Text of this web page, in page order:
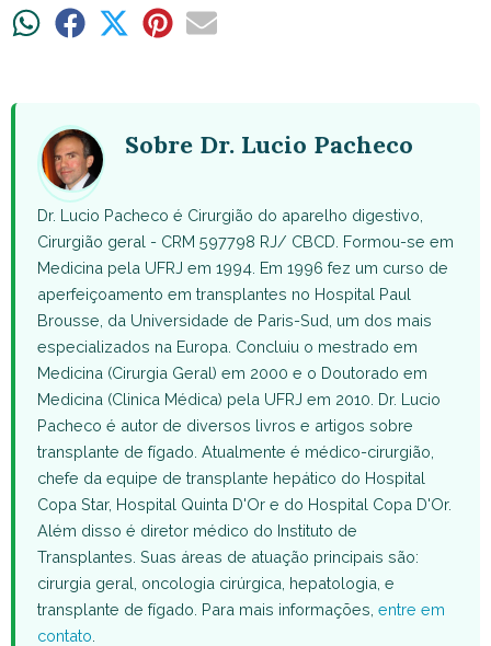
ShareShare ShareShareShare
Sobre Dr. Lucio Pacheco
Dr. Lucio Pacheco é Cirurgião do aparelho digestivo,
Cirurgião geral - CRM 597798 RJ/ CBCD. Formou-se em
Medicina pela UFRJ em 1994. Em 1996 fez um curso de
aperfeiçoamento em transplantes no Hospital Paul
Brousse, da Universidade de Paris-Sud, um dos mais
especializados na Europa. Concluiu o mestrado em
Medicina (Cirurgia Geral) em 2000 e o Doutorado em
Medicina (Clinica Médica) pela UFRJ em 2010. Dr. Lucio
Pacheco é autor de diversos livros e artigos sobre
transplante de fígado. Atualmente é médico-cirurgião,
chefe da equipe de transplante hepático do Hospital
Copa Star, Hospital Quinta D'Or e do Hospital Copa D'Or.
Além disso é diretor médico do Instituto de
Transplantes. Suas áreas de atuação principais são:
cirurgia geral, oncologia cirúrgica, hepatologia, e
transplante de fígado. Para mais informações, entre em
contato